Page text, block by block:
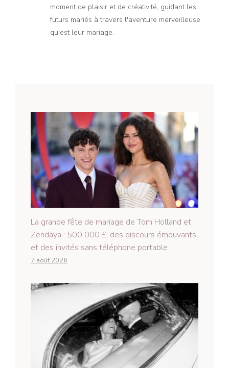
moment de plaisir et de créativité, guidant les
futurs mariés à travers l'aventure merveilleuse
qu'est leur mariage.
La grande fête de mariage de Tom Holland et
Zendaya : 500 000 £, des discours émouvants
et des invités sans téléphone portable
7 août 2026